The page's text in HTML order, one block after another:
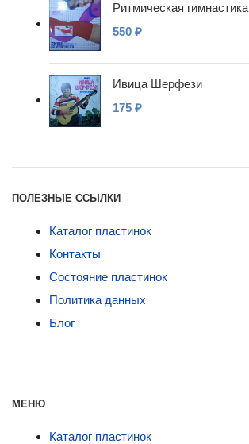
Ритмическая гимнастика
550 ₽
Ивица Шерфези
175 ₽
ПОЛЕЗНЫЕ ССЫЛКИ
Каталог пластинок
Контакты
Состояние пластинок
Политика данных
Блог
МЕНЮ
Каталог пластинок